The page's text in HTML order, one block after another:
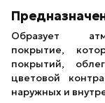
Образует
покрытие,
покрытий,
цветовой
наружных и